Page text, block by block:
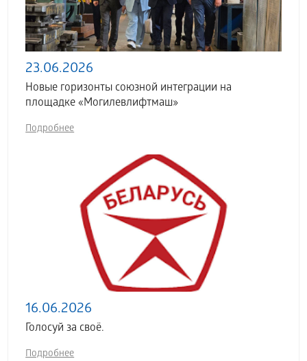
23.06.2026
Новые горизонты союзной интеграции на
площадке «Могилевлифтмаш»
Подробнее
16.06.2026
Голосуй за своё.
Подробнее